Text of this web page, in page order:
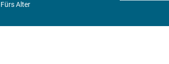
Fürs Alter